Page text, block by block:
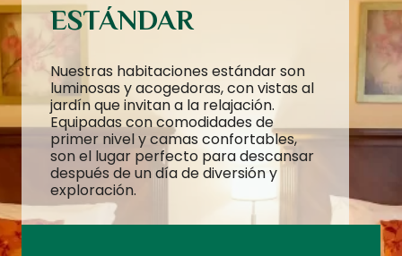
ESTÁNDAR
Nuestras habitaciones estándar son
luminosas y acogedoras, con vistas al
jardín que invitan a la relajación.
Equipadas con comodidades de
primer nivel y camas confortables,
son el lugar perfecto para descansar
después de un día de diversión y
exploración.